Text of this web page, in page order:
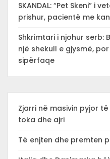
SKANDAL: “Pet Skeni” i
prishur, pacientë me
Shkrimtari i njohur serb:
një shekull e gjysmë,
sipërfaqe
Zjarri në masivin pyjor
toka dhe ajri
Të enjten dhe premten